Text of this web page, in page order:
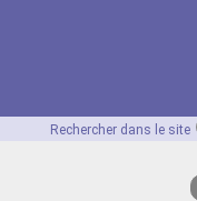
Rechercher dans le site